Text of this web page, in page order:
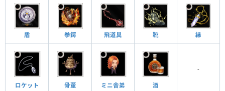
盾 拳鍔 飛道具 靴 縁
ロケット 骨董 ミニ舎弟 酒
-